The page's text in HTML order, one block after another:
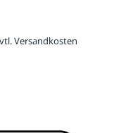
Versandkosten